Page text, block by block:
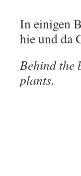
In einigen
hie und da
Behind the
plants.